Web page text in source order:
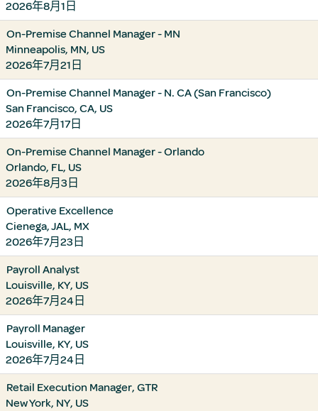
2026年8月1日
On-Premise Channel Manager - MN
Minneapolis, MN, US
2026年7月21日
On-Premise Channel Manager - N. CA (San Francisco)
San Francisco, CA, US
2026年7月17日
On-Premise Channel Manager - Orlando
Orlando, FL, US
2026年8月3日
Operative Excellence
Cienega, JAL, MX
2026年7月23日
Payroll Analyst
Louisville, KY, US
2026年7月24日
Payroll Manager
Louisville, KY, US
2026年7月24日
Retail Execution Manager, GTR
New York, NY, US